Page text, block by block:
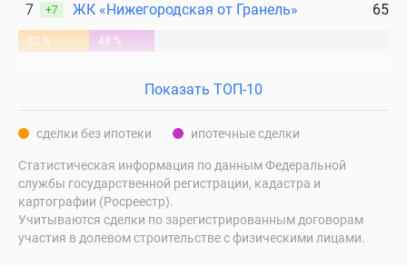
7 +7 ЖК «Нижегородская от Гранель» 65
52 % 48 %
Показать ТОП-10
сделки без ипотеки ипотечные сделки
Статистическая информация по данным Федеральной
службы государственной регистрации, кадастра и
картографии (Росреестр).
Учитываются сделки по зарегистрированным договорам
участия в долевом строительстве с физическими лицами.